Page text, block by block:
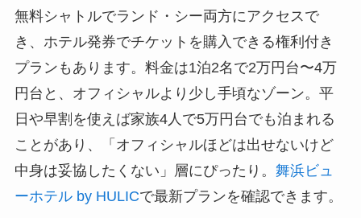
無料シャトルでランド・シー両方にアクセスで
き、ホテル発券でチケットを購入できる権利付き
プランもあります。料金は1泊2名で2万円台〜4万
円台と、オフィシャルより少し手頃なゾーン。平
日や早割を使えば家族4人で5万円台でも泊まれる
ことがあり、「オフィシャルほどは出せないけど
中身は妥協したくない」層にぴったり。 舞浜ビュ
ーホテル by HULICで最新プランを確認できます。